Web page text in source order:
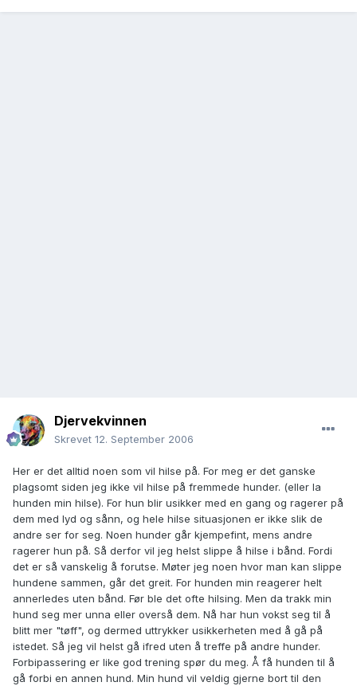
Djervekvinnen
Skrevet 12. September 2006
Her er det alltid noen som vil hilse på. For meg er det ganske
plagsomt siden jeg ikke vil hilse på fremmede hunder. (eller la
hunden min hilse). For hun blir usikker med en gang og ragerer på
dem med lyd og sånn, og hele hilse situasjonen er ikke slik de
andre ser for seg. Noen hunder går kjempefint, mens andre
ragerer hun på. Så derfor vil jeg helst slippe å hilse i bånd. Fordi
det er så vanskelig å forutse. Møter jeg noen hvor man kan slippe
hundene sammen, går det greit. For hunden min reagerer helt
annerledes uten bånd. Før ble det ofte hilsing. Men da trakk min
hund seg mer unna eller overså dem. Nå har hun vokst seg til å
blitt mer "tøff", og dermed uttrykker usikkerheten med å gå på
istedet. Så jeg vil helst gå ifred uten å treffe på andre hunder.
Forbipassering er like god trening spør du meg. Å få hunden til å
gå forbi en annen hund. Min hund vil veldig gjerne bort til den